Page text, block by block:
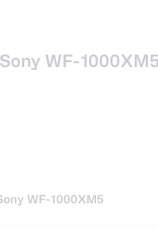
WF-
WF-1000XM5